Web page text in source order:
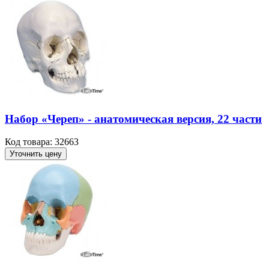
Набор «Череп» - анатомическая версия, 22 части
Код товара: 32663
Уточнить цену